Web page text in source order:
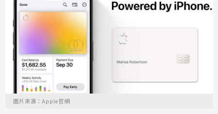
圖片來源：Apple官網